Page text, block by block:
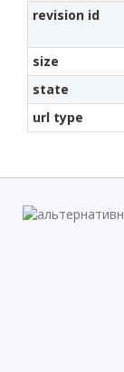
revision id
size
state
url type